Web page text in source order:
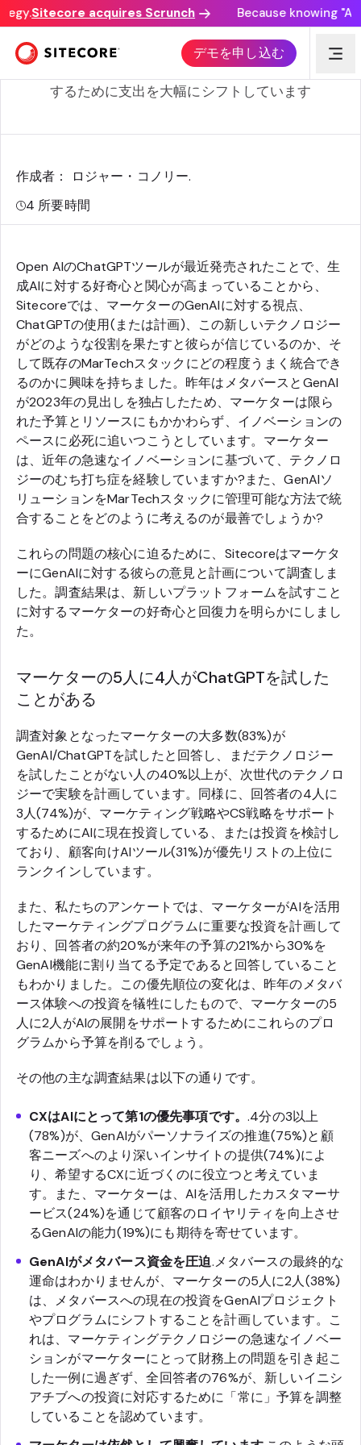
Sitecore acquires Scrunch Because knowing
デモを申し込む
GenAIアンケート結果
データによると、マーケターは生成AIの潮流に対応
するために支出を大幅にシフトしています
作成者： ロジャー・コノリー.
4 所要時間
Open AIのChatGPTツールが最近発売されたことで、生
成AIに対する好奇心と関心が高まっていることから、
Sitecoreでは、マーケターのGenAIに対する視点、
ChatGPTの使用(または計画)、この新しいテクノロジー
がどのような役割を果たすと彼らが信じているのか、そ
して既存のMarTechスタックにどの程度うまく統合でき
るのかに興味を持ちました。昨年はメタバースとGenAI
が2023年の見出しを独占したため、マーケターは限ら
れた予算とリソースにもかかわらず、イノベーションの
ペースに必死に追いつこうとしています。マーケター
は、近年の急速なイノベーションに基づいて、テクノロ
ジーのむち打ち症を経験していますか?また、GenAIソ
リューションをMarTechスタックに管理可能な方法で統
合することをどのように考えるのが最善でしょうか?
これらの問題の核心に迫るために、Sitecoreはマーケタ
ーにGenAIに対する彼らの意見と計画について調査しま
した。調査結果は、新しいプラットフォームを試すこと
に対するマーケターの好奇心と回復力を明らかにしまし
た。
マーケターの5人に4人がChatGPTを試した
ことがある
調査対象となったマーケターの大多数(83%)が
GenAI/ChatGPTを試したと回答し、まだテクノロジー
を試したことがない人の40%以上が、次世代のテクノロ
ジーで実験を計画しています。同様に、回答者の4人に
3人(74%)が、マーケティング戦略やCS戦略をサポート
するためにAIに現在投資している、または投資を検討し
ており、顧客向けAIツール(31%)が優先リストの上位に
ランクインしています。
また、私たちのアンケートでは、マーケターがAIを活用
したマーケティングプログラムに重要な投資を計画して
おり、回答者の約20%が来年の予算の21%から30%を
GenAI機能に割り当てる予定であると回答していること
もわかりました。この優先順位の変化は、昨年のメタバ
ース体験への投資を犠牲にしたもので、マーケターの5
人に2人がAIの展開をサポートするためにこれらのプロ
グラムから予算を削るでしょう。
その他の主な調査結果は以下の通りです。
CXはAIにとって第1の優先事項です。.4分の3以上
(78%)が、GenAIがパーソナライズの推進(75%)と顧
客ニーズへのより深いインサイトの提供(74%)によ
り、希望するCXに近づくのに役立つと考えていま
す。また、マーケターは、AIを活用したカスタマーサ
ービス(24%)を通じて顧客のロイヤリティを向上させ
るGenAIの能力(19%)にも期待を寄せています。
GenAIがメタバース資金を圧迫.メタバースの最終的な
運命はわかりませんが、マーケターの5人に2人(38%)
は、メタバースへの現在の投資をGenAIプロジェクト
やプログラムにシフトすることを計画しています。こ
れは、マーケティングテクノロジーの急速なイノベー
ションがマーケターにとって財務上の問題を引き起こ
した一例に過ぎず、全回答者の76%が、新しいイニシ
アチブへの投資に対応するために「常に」予算を調整
していることを認めています。